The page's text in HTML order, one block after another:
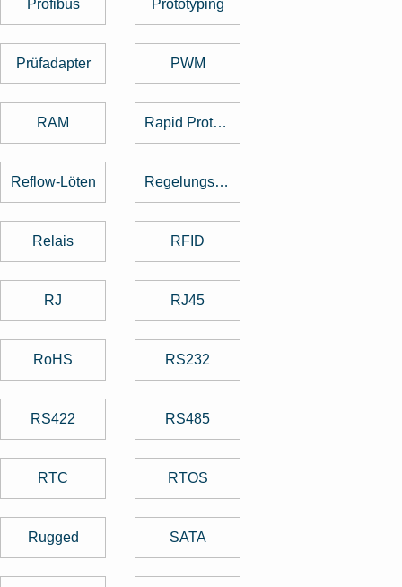
Profibus Prototyping
Prüfadapter PWM
RAM Rapid Prototyping
Reflow-Löten Regelungstechnik
Relais RFID
RJ RJ45
RoHS RS232
RS422 RS485
RTC RTOS
Rugged SATA